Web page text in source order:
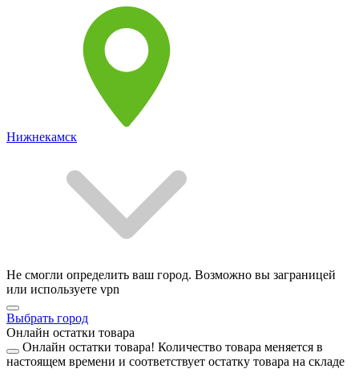
Нижнекамск
Не смогли определить ваш город. Возможно вы заграницей
или используете vpn
Выбрать город
Онлайн остатки товара
Онлайн остатки товара! Количество товара меняется в
настоящем времени и соответствует остатку товара на складе